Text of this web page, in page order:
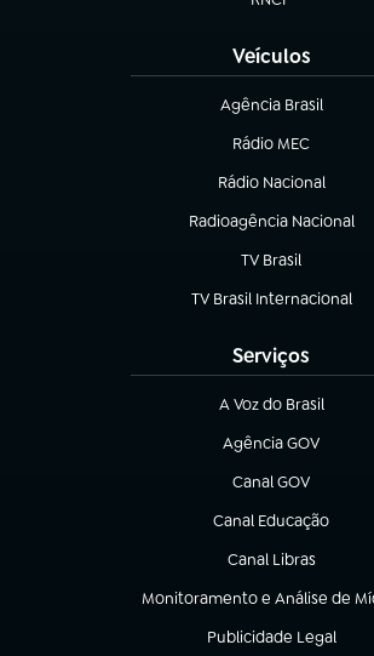
(abre em nova
Veículos
Agência Brasil
(abre em nova aba)
Rádio MEC
(abre em nova aba)
Rádio Nacional
Radioagência Nacional
(abre em nova aba)
TV Brasil
(abre em nova aba)
TV Brasil Internacional
(abre em nova aba)
Serviços
A Voz do Brasil
(abre em nova aba)
Agência GOV
(abre em nova aba)
Canal GOV
(abre em nova aba)
Canal Educação
(abre em nova aba)
Canal Libras
(abre em nova aba)
Monitoramento e Análise de
(abre em nova aba)
Publicidade Legal
(abre em nova aba)